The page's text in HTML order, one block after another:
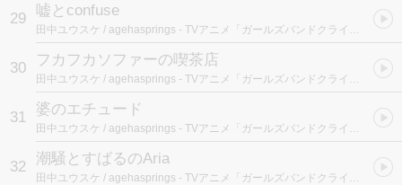
29 嘘とconfuse
田中ユウスケ / agehasprings - TVアニメ「ガールズバンドクライ」 (オリジナルサウンドトラック)
30 フカフカソファーの喫茶店
田中ユウスケ / agehasprings - TVアニメ「ガールズバンドクライ」 (オリジナルサウンドトラック)
31 婆のエチュード
田中ユウスケ / agehasprings - TVアニメ「ガールズバンドクライ」 (オリジナルサウンドトラック)
32 潮騒とすばるのAria
田中ユウスケ / agehasprings - TVアニメ「ガールズバンドクライ」 (オリジナルサウンドトラック)